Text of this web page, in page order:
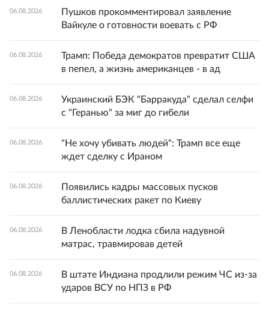
06.08.2026
Пушков прокомментировал заявление
Вайкуле о готовности воевать с РФ
06.08.2026
Трамп: Победа демократов превратит США
в пепел, а жизнь американцев - в ад
06.08.2026
Украинский БЭК "Барракуда" сделал селфи
с "Геранью" за миг до гибели
06.08.2026
"Не хочу убивать людей": Трамп все еще
ждет сделку с Ираном
06.08.2026
Появились кадры массовых пусков
баллистических ракет по Киеву
06.08.2026
В Ленобласти лодка сбила надувной
матрас, травмировав детей
06.08.2026
В штате Индиана продлили режим ЧС из-за
ударов ВСУ по НПЗ в РФ